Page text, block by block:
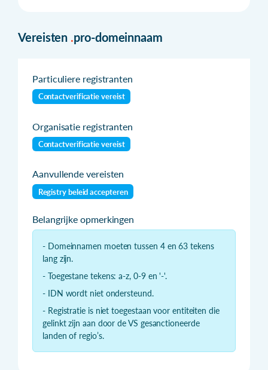
Vereisten .pro-domeinnaam
Particuliere registranten
Contactverificatie vereist
Organisatie registranten
Contactverificatie vereist
Aanvullende vereisten
Registry beleid accepteren
Belangrijke opmerkingen
- Domeinnamen moeten tussen 4 en 63 tekens
lang zijn.
- Toegestane tekens: a-z, 0-9 en '-'.
- IDN wordt niet ondersteund.
- Registratie is niet toegestaan voor entiteiten die
gelinkt zijn aan door de VS gesanctioneerde
landen of regio’s.